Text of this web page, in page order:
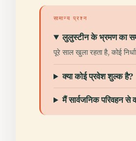
सामान्य प्रश्न
लुलुस्टीन के भ्रमण का
पूरे साल खुला रहता है, कोई
क्या कोई प्रवेश शुल्क है?
मैं सार्वजनिक परिवहन से